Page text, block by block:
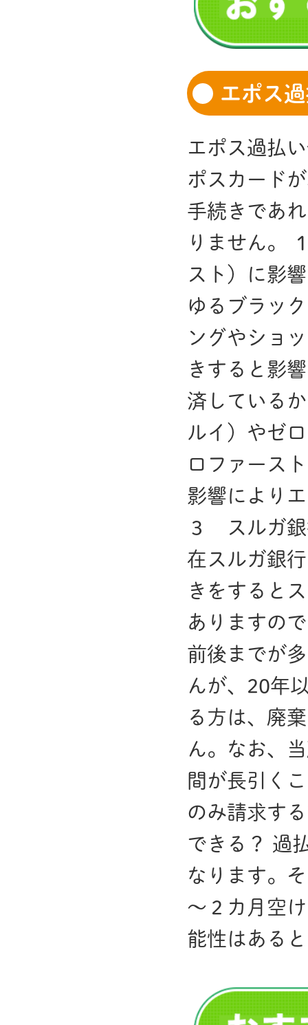
エポス
エポス過払
ポスカード
手続きであ
りません。
スト）に影
ゆるブラッ
ングやショ
きすると影
済している
ルイ）やゼ
ロファース
影響により
３ スルガ銀
在スルガ銀
きをすると
ありますの
前後までが
んが、20年
る方は、廃
ん。なお、
間が長引く
のみ請求す
できる？ 過
なります。
～２カ月空
能性はある